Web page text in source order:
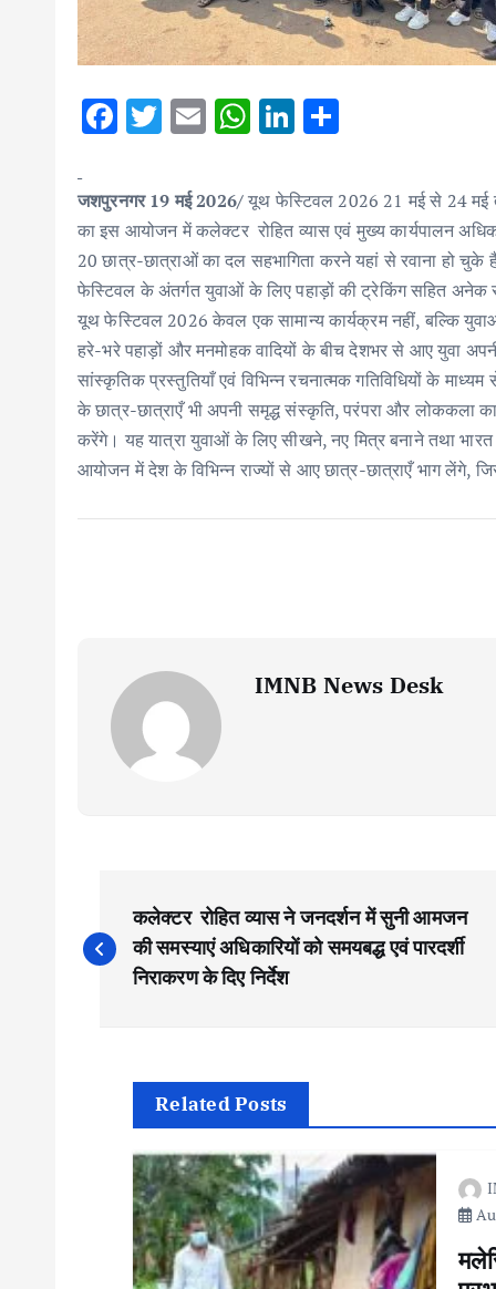
F
e
b
o
o
k
T
it
te
r
E
ai
l
W
at
s
A
p
p
Li
k
e
dI
n
ar
e
जशपुरनगर 19 मई 2026/यूथ फेस्टिवल 2026 21 मई से 24 मई
का इस आयोजन में कलेक्टर रोहित व्यास एवं मुख्य कार्यपालन
20 छात्र-छात्राओं का दल सहभागिता करने यहां से रवाना हो
फेस्टिवल के अंतर्गत युवाओं के लिए पहाड़ों की ट्रेकिंग सहित अनेक
यूथ फेस्टिवल 2026 केवल एक सामान्य कार्यक्रम नहीं, बल्कि
हरे-भरे पहाड़ों और मनमोहक वादियों के बीच देशभर से आए युवा
सांस्कृतिक प्रस्तुतियाँ एवं विभिन्न रचनात्मक गतिविधियों के
के छात्र-छात्राएँ भी अपनी समृद्ध संस्कृति, परंपरा और लोककला का
करेंगे। यह यात्रा युवाओं के लिए सीखने, नए मित्र बनाने तथा
आयोजन में देश के विभिन्न राज्यों से आए छात्र-छात्राएँ भाग लेंगे,
IMNB News Desk
o
कलेक्टर रोहित व्यास ने जनदर्शन में सुनी आमजन
की समस्याएं अधिकारियों को समयबद्ध एवं पारदर्शी
निराकरण के दिए निर्देश
Related Posts